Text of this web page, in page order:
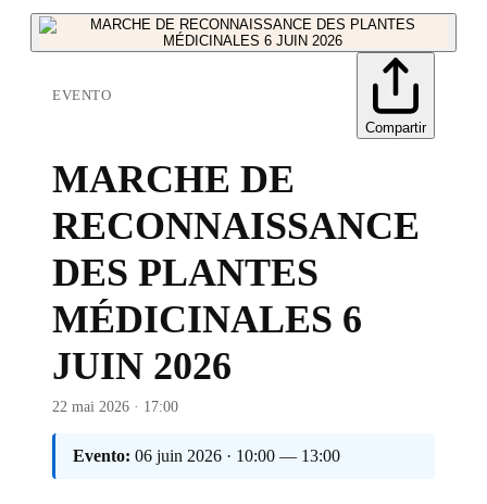
EVENTO
Compartir
MARCHE DE
RECONNAISSANCE
DES PLANTES
MÉDICINALES 6
JUIN 2026
22 mai 2026 · 17:00
Evento: 06 juin 2026 · 10:00 — 13:00